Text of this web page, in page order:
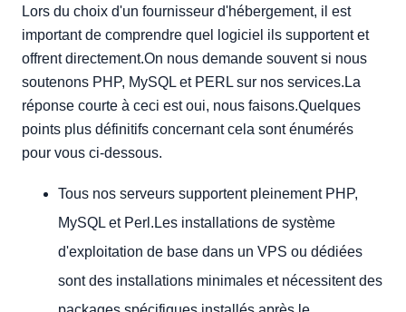
Lors du choix d'un fournisseur d'hébergement, il est
important de comprendre quel logiciel ils supportent et
offrent directement.On nous demande souvent si nous
soutenons PHP, MySQL et PERL sur nos services.La
réponse courte à ceci est oui, nous faisons.Quelques
points plus définitifs concernant cela sont énumérés
pour vous ci-dessous.
Tous nos serveurs supportent pleinement PHP,
MySQL et Perl.Les installations de système
d'exploitation de base dans un VPS ou dédiées
sont des installations minimales et nécessitent des